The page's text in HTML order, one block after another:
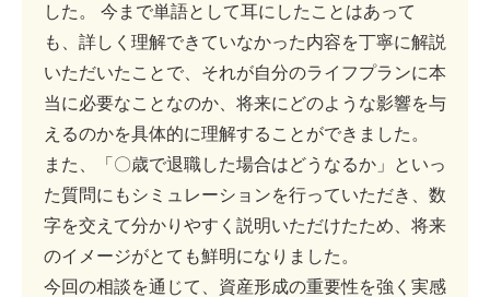
した。 今まで単語として耳にしたことはあって
も、詳しく理解できていなかった内容を丁寧に解説
いただいたことで、それが自分のライフプランに本
当に必要なことなのか、将来にどのような影響を与
えるのかを具体的に理解することができました。
また、「〇歳で退職した場合はどうなるか」といっ
た質問にもシミュレーションを行っていただき、数
字を交えて分かりやすく説明いただけたため、将来
のイメージがとても鮮明になりました。
今回の相談を通じて、資産形成の重要性を強く実感